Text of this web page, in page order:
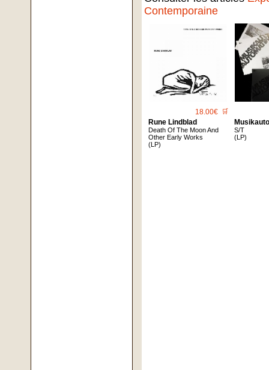
Contemporaine
18.00€ 🛒
Rune Lindblad
Death Of The Moon And
Other Early Works
(LP)
S/T
(LP)